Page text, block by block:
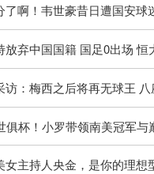
女主持人央金，是你的理想